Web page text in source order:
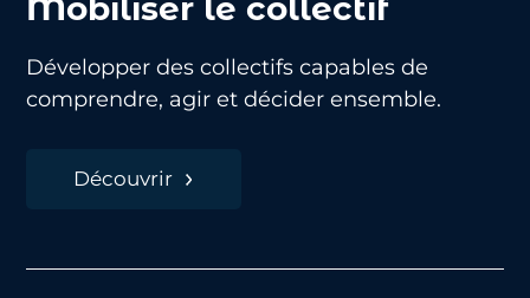
Mobiliser le collectif
Développer des collectifs capables de
comprendre, agir et décider ensemble.
Découvrir